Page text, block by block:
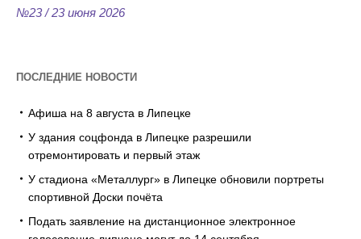
№23 / 23 июня 2026
ПОСЛЕДНИЕ НОВОСТИ
Афиша на 8 августа в Липецке
У здания соцфонда в Липецке разрешили
отремонтировать и первый этаж
У стадиона «Металлург» в Липецке обновили портреты
спортивной Доски почёта
Подать заявление на дистанционное электронное